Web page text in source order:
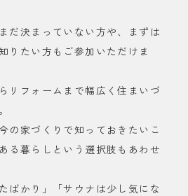
だ決まっていない方や、まずは
りたい方もご参加いただけま
リフォームまで幅広く住まいづ
の家づくりで知っておきたいこ
る暮らしという選択肢もあわせ
ばかり」「サウナは少し気にな